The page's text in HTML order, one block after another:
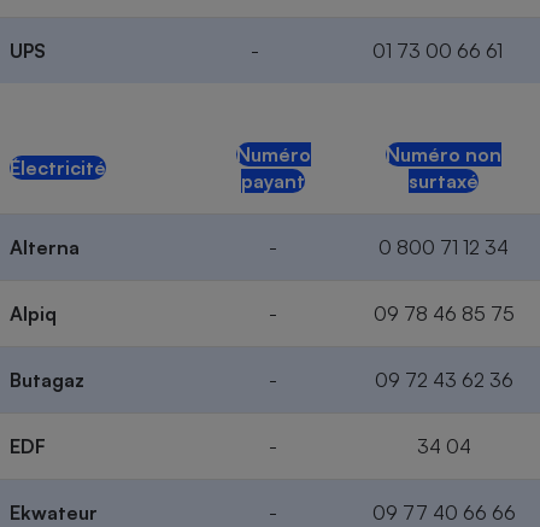
UPS - 01 73 00 66 61
Électricité
Numéro
payant
Numéro non
surtaxé
Alterna - 0 800 71 12 34
Alpiq - 09 78 46 85 75
Butagaz - 09 72 43 62 36
EDF - 34 04
Ekwateur - 09 77 40 66 66